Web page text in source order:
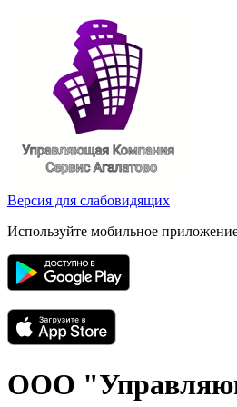
Версия для слабовидящих
Используйте мобильное
ООО